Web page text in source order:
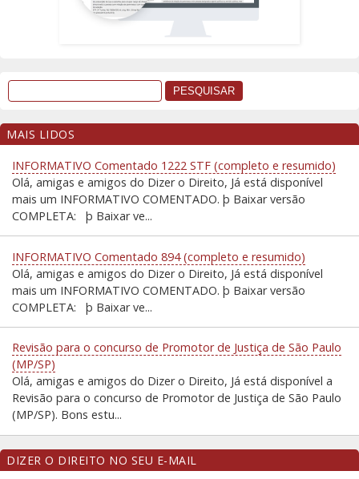
MAIS LIDOS
INFORMATIVO Comentado 1222 STF (completo e resumido)
Olá, amigas e amigos do Dizer o Direito, Já está disponível
mais um INFORMATIVO COMENTADO. þ Baixar versão
COMPLETA: þ Baixar ve...
INFORMATIVO Comentado 894 (completo e resumido)
Olá, amigas e amigos do Dizer o Direito, Já está disponível
mais um INFORMATIVO COMENTADO. þ Baixar versão
COMPLETA: þ Baixar ve...
Revisão para o concurso de Promotor de Justiça de São Paulo
(MP/SP)
Olá, amigas e amigos do Dizer o Direito, Já está disponível a
Revisão para o concurso de Promotor de Justiça de São Paulo
(MP/SP). Bons estu...
DIZER O DIREITO NO SEU E-MAIL